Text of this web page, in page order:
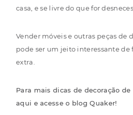
casa, e se livre do que for
Vender móveis e outras peças de
pode ser um jeito interessante
extra.
Para mais dicas de decoração
aqui e acesse o blog Quaker!